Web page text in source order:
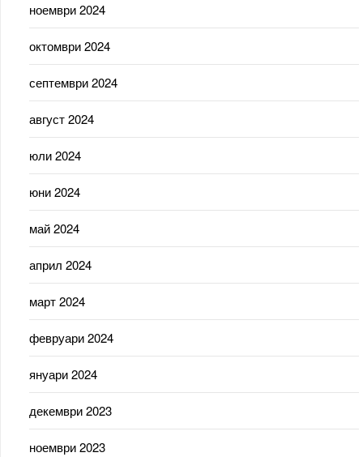
ноември 2024
октомври 2024
септември 2024
август 2024
юли 2024
юни 2024
май 2024
април 2024
март 2024
февруари 2024
януари 2024
декември 2023
ноември 2023